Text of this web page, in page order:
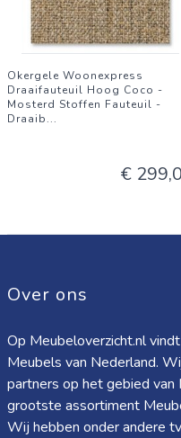
Okergele Woonexpress
Draaifauteuil Hoog Coco -
Mosterd Stoffen Fauteuil -
Draaib...
€
Over ons
Op Meubeloverzicht.nl
Meubels van Nederland.
partners op het gebied van
grootste assortiment
Wij hebben onder andere